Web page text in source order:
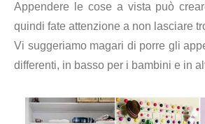
Appendere le cose a vista può
quindi fate attenzione a non lasciare
Vi suggeriamo magari di porre gli
differenti, in basso per i bambini e in